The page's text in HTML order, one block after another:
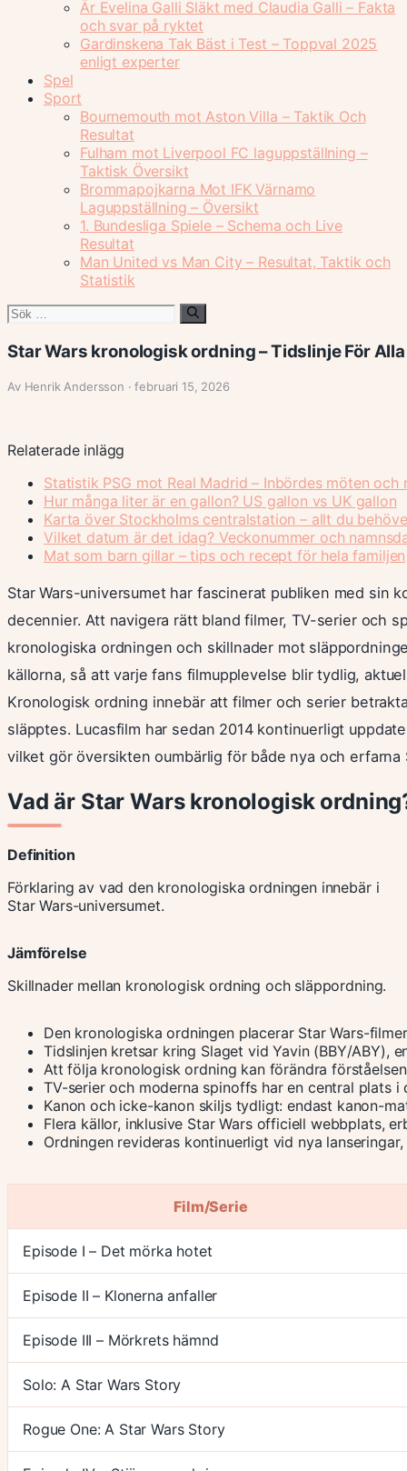
Är Evelina Galli Släkt med Claudia Galli – Fakta
och svar på ryktet
Gardinskena Tak Bäst i Test – Toppval 2025
enligt experter
Spel
Sport
Bournemouth mot Aston Villa – Taktik Och
Resultat
Fulham mot Liverpool FC laguppställning –
Taktisk Översikt
Brommapojkarna Mot IFK Värnamo
Laguppställning – Översikt
1. Bundesliga Spiele – Schema och Live
Resultat
Man United vs Man City – Resultat, Taktik och
Statistik
Sök
Star Wars kronologisk ordning – Tidslinje För
Av Henrik Andersson · februari 15, 2026
Relaterade inlägg
Statistik PSG mot Real Madrid – Inbördes möten och
Hur många liter är en gallon? US gallon vs UK gallon
Karta över Stockholms centralstation – allt du
Vilket datum är det idag? Veckonummer och
Mat som barn gillar – tips och recept för hela familjen
Star Wars-universumet har fascinerat publiken med sin
decennier. Att navigera rätt bland filmer, TV-serier och
kronologiska ordningen och skillnader mot
källorna, så att varje fans filmupplevelse blir tydlig,
Kronologisk ordning innebär att filmer och serier
släpptes. Lucasfilm har sedan 2014 kontinuerligt
vilket gör översikten oumbärlig för både nya och erfarna
Vad är Star Wars kronologisk
Definition
Förklaring av vad den kronologiska ordningen innebär i
Star Wars-universumet.
Jämförelse
Skillnader mellan kronologisk ordning och släppordning.
Den kronologiska ordningen placerar Star Wars-
Tidslinjen kretsar kring Slaget vid Yavin (BBY/ABY),
Att följa kronologisk ordning kan förändra
TV-serier och moderna spinoffs har en central plats i
Kanon och icke-kanon skiljs tydligt: endast kanon-
Flera källor, inklusive Star Wars officiell webbplats,
Ordningen revideras kontinuerligt vid nya
Film/Serie
Episode I – Det mörka hotet
Episode II – Klonerna anfaller
Episode III – Mörkrets hämnd
Solo: A Star Wars Story
Rogue One: A Star Wars Story